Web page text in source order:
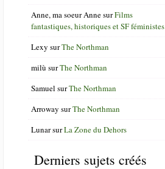
Anne, ma soeur AnnesurFilms
fantastiques, historiques et SF féministes
Lexy surThe Northman
milù surThe Northman
Samuel surThe Northman
Arroway surThe Northman
LunarsurLa Zone du Dehors
Derniers sujets créés